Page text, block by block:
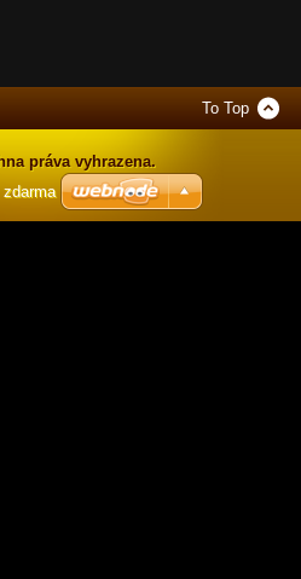
To Top
práva vyhrazena.